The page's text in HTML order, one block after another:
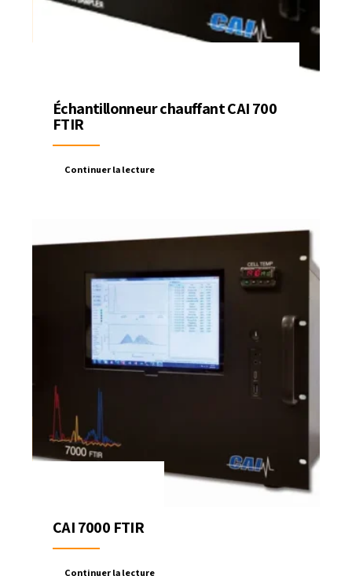
Échantillonneur chauffant CAI 700
FTIR
Continuer la lecture
CAI 7000 FTIR
Continuer la lecture